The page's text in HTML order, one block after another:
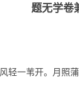
题无学卷
轻一苇开。月照